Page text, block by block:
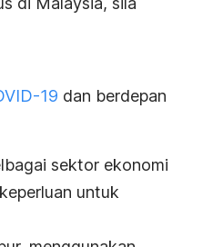
19 dan berdepan
sektor ekonomi
untuk